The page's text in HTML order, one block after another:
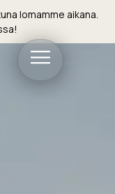
lomamme aikana.